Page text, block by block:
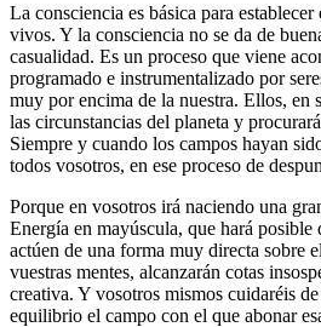
La consciencia es básica para
vivos. Y la consciencia no se da de
casualidad. Es un proceso que viene
programado e instrumentalizado por
muy por encima de la nuestra. Ellos, en
las circunstancias del planeta y
Siempre y cuando los campos hayan
todos vosotros, en ese proceso de
Porque en vosotros irá naciendo una
Energía en mayúscula, que hará posible
actúen de una forma muy directa sobre
vuestras mentes, alcanzarán cotas
creativa. Y vosotros mismos cuidaréis
equilibrio el campo con el que abonar